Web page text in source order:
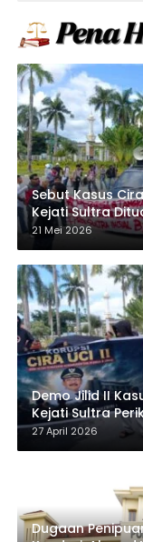
Sebut Kasus
Kejati Sultra
Berwenang
21 Mei 2026
Demo Jilid II
Kejati Sultra
27 April 2026
Dugaan